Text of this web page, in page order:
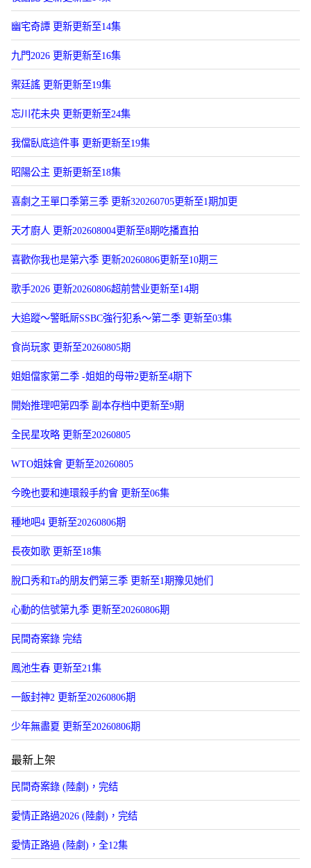
幽宅奇譚 更新更新至14集
九門2026 更新更新至16集
禦廷謠 更新更新至19集
忘川花未央 更新更新至24集
我儅臥底這件事 更新更新至19集
昭陽公主 更新更新至18集
喜劇之王單口季第三季 更新320260705更新至1期加更
天才廚人 更新202608004更新至8期吃播直拍
喜歡你我也是第六季 更新20260806更新至10期三
歌手2026 更新20260806超前营业更新至14期
大追蹤〜警眡厛SSBC強行犯系〜第二季 更新至03集
食尚玩家 更新至20260805期
姐姐儅家第二季 -姐姐的母带2更新至4期下
開始推理吧第四季 副本存档中更新至9期
全民星攻略 更新至20260805
WTO姐妹會 更新至20260805
今晚也要和連環殺手約會 更新至06集
種地吧4 更新至20260806期
長夜如歌 更新至18集
脫口秀和Ta的朋友們第三季 更新至1期豫见她们
心動的信號第九季 更新至20260806期
民間奇案錄 完结
鳳池生春 更新至21集
一飯封神2 更新至20260806期
少年無盡夏 更新至20260806期
最新上架
民間奇案錄 (陸劇)，完结
愛情正路過2026 (陸劇)，完结
愛情正路過 (陸劇)，全12集